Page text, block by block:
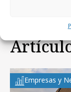
Empresas y